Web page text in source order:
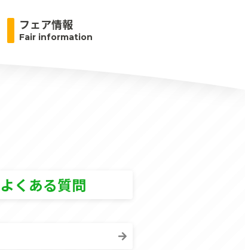
フェア情報
Fair information
よくある質問